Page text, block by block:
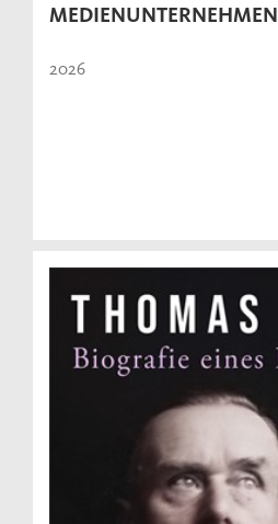
MEDIENUNTERNEHMEN
2026